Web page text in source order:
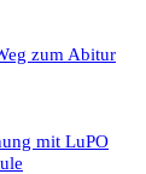
zum Abitur
mit LuPO